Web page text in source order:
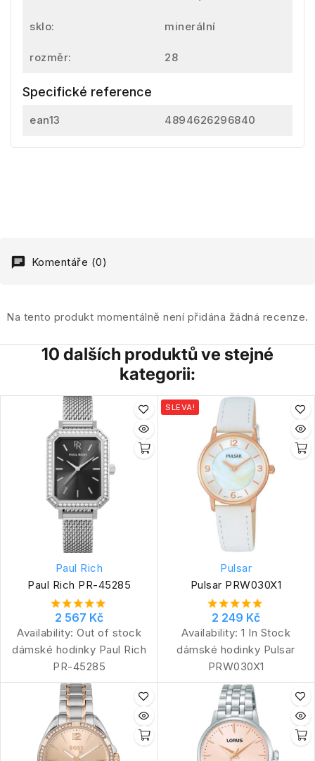
sklo: minerální
rozměr: 28
Specifické reference
ean13 4894626296840
Komentáře (0)
Na tento produkt momentálně není přidána žádná recenze.
10 dalších produktů ve stejné
kategorii:
Paul Rich
Paul Rich PR-45285
2 567 Kč
Availability: Out of stock
dámské hodinky Paul Rich
PR-45285
SLEVA!
Pulsar
Pulsar PRW030X1
2 249 Kč
Availability: 1 In Stock
dámské hodinky Pulsar
PRW030X1